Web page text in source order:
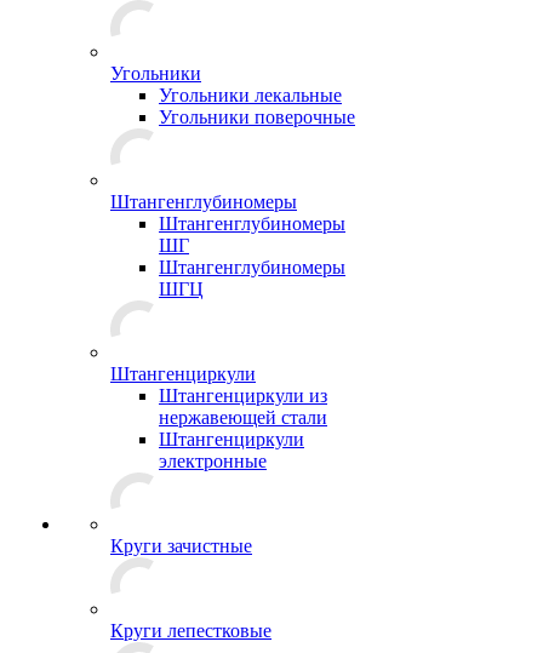
Угольники
Угольники лекальные
Угольники поверочные
Штангенглубиномеры
Штангенглубиномеры
ШГ
Штангенглубиномеры
ШГЦ
Штангенциркули
Штангенциркули из
нержавеющей стали
Штангенциркули
электронные
Круги зачистные
Круги лепестковые